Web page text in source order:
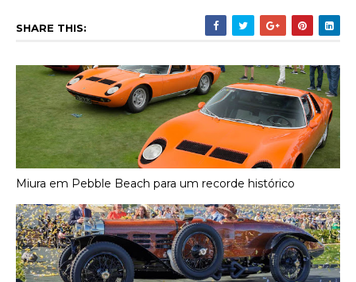
SHARE THIS:
Miura em Pebble Beach para um recorde histórico